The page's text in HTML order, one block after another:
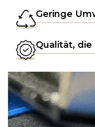
Geringe
Qualität,